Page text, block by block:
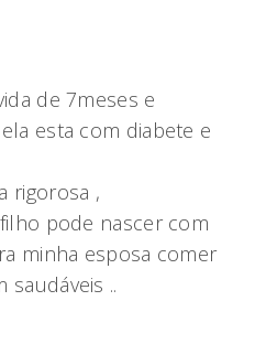
de 7meses e
esta com diabete e
rigorosa ,
pode nascer com
minha esposa comer
saudáveis ..